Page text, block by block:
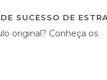
SUCESSO DE
original? Conheça os